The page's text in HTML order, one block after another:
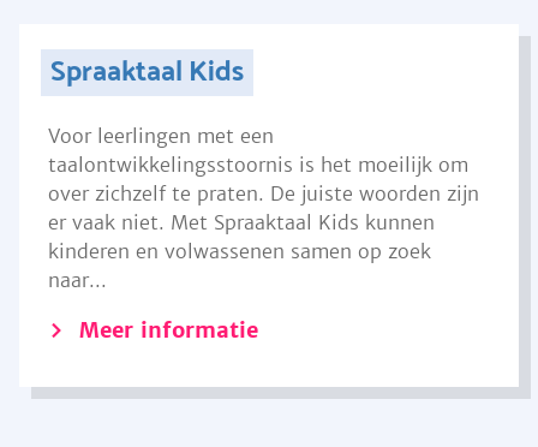
Spraaktaal Kids
Voor leerlingen met een
taalontwikkelingsstoornis is het moeilijk om
over zichzelf te praten. De juiste woorden zijn
er vaak niet. Met Spraaktaal Kids kunnen
kinderen en volwassenen samen op zoek
naar...
Meer informatie